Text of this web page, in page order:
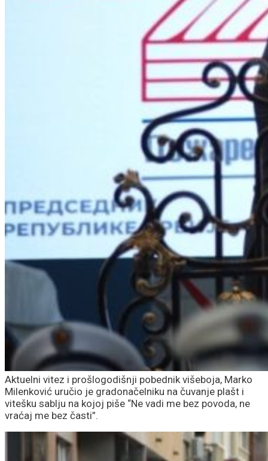
Aktuelni vitez i prošlogodišnji pobednik višeboja, Marko
Milenković uručio je gradonačelniku na čuvanje plašt i
vitešku sablju na kojoj piše “Ne vadi me bez povoda, ne
vraćaj me bez časti”.